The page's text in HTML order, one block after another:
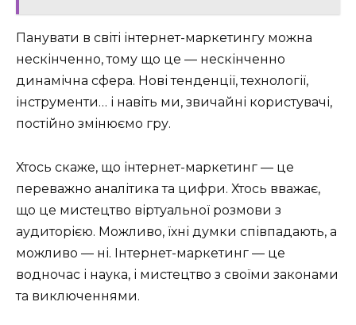
Панувати в світі інтернет-маркетингу можна
нескінченно, тому що це — нескінченно
динамічна сфера. Нові тенденції, технології,
інструменти… і навіть ми, звичайні користувачі,
постійно змінюємо гру.
Хтось скаже, що інтернет-маркетинг — це
переважно аналітика та цифри. Хтось вважає,
що це мистецтво віртуальної розмови з
аудиторією. Можливо, їхні думки співпадають, а
можливо — ні. Інтернет-маркетинг — це
водночас і наука, і мистецтво з своїми законами
та виключеннями.